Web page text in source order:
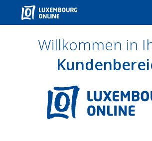
Willkommen in